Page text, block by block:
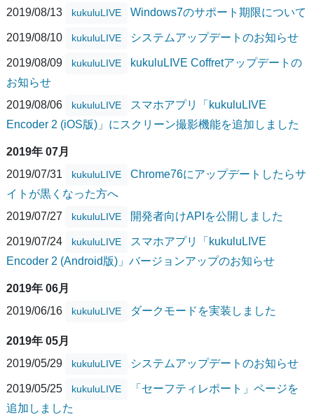
2019/08/13
kukuluLIVE Windows7のサポート期限について
2019/08/10 kukuluLIVE システムアップデートのお知らせ
2019/08/09 kukuluLIVE
kukuluLIVE Coffretアップデートの
お知らせ
2019/08/06
kukuluLIVE
スマホアプリ「kukuluLIVE
Encoder 2 (iOS版)」にスクリーン撮影機能を追加しました
2019年 07月
2019/07/31
kukuluLIVE
Chrome76にアップデートしたらサ
イトが黒くなった方へ
2019/07/27
kukuluLIVE 開発者向けAPIを公開しました
2019/07/24 kukuluLIVE
スマホアプリ「kukuluLIVE
Encoder 2 (Android版)」バージョンアップのお知らせ
2019年 06月
2019/06/16
kukuluLIVE ダークモードを実装しました
2019年 05月
2019/05/29
kukuluLIVE システムアップデートのお知らせ
2019/05/25 kukuluLIVE
「セーフティレポート」ページを
追加しました